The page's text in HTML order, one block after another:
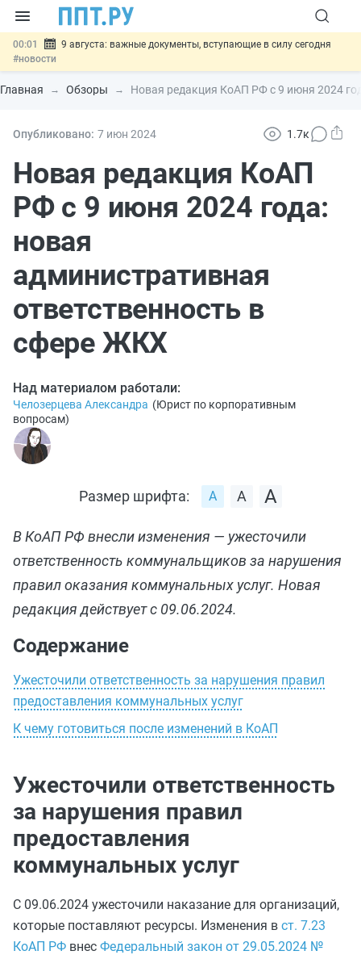
00:01
9 августа: важные документы, вступающие в силу сегодня
#новости
07.08 Подписан закон о блокировке продажи опасных товаров через
«Честный знак»#новости
07.08 Госпошлину за устранение ошибок в документах предлагают
07.08
Разработают единые критерии трудовых и ГПХ-
отношений#новости
Главная Обзоры Новая редакция КоАП РФ с 9 июня 2024
Опубликовано: 7 июн 2024 1.7к
Новая редакция КоАП
РФ с 9 июня 2024 года:
новая
административная
ответственность в
сфере ЖКХ
Над материалом работали:
Челозерцева Александра (Юрист по корпоративным
вопросам)
Размер шрифта:
В КоАП РФ внесли изменения — ужесточили
ответственность коммунальщиков за нарушения
правил оказания коммунальных услуг. Новая
редакция действует с 09.06.2024.
Содержание
Ужесточили ответственность за нарушения правил
предоставления коммунальных услуг
К чему готовиться после изменений в КоАП
Ужесточили ответственность
за нарушения правил
предоставления
коммунальных услуг
С 09.06.2024 ужесточили наказание для организаций,
которые поставляют ресурсы. Изменения в ст. 7.23
КоАП РФ внес Федеральный закон от 29.05.2024 №